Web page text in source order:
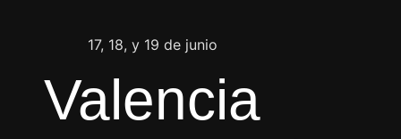
17, 18, y 19 de junio
Valencia